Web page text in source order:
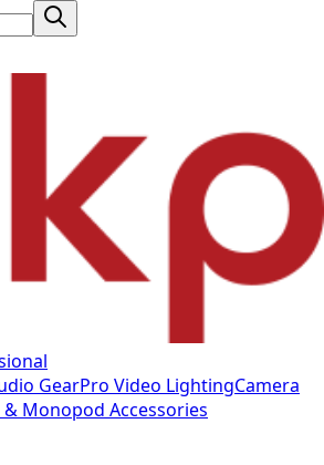
GearPro Video LightingCamera
& Monopod Accessories